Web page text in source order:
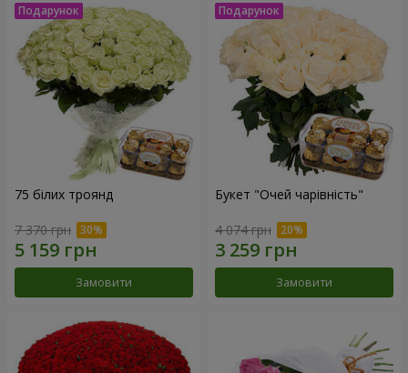
75 білих троянд
7 370 грн
Замовити
Букет "Очей чарівність"
4 074 грн
Замовити